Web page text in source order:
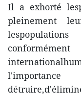
Il a exhorté
pleinement